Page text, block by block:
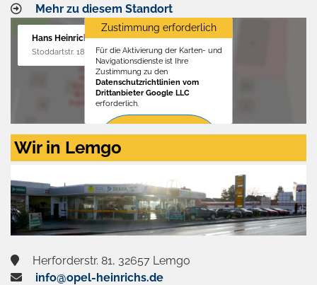
Mehr zu diesem Standort
Hans Heinrichs GmbH
Stoddartstr. 18, 32758 Detmold
Zustimmung erforderlich
Für die Aktivierung der Karten- und
Navigationsdienste ist Ihre
Zustimmung zu den
Datenschutzrichtlinien vom
Drittanbieter Google LLC
erforderlich.
Zustimmen
aktivieren
Wir in Lemgo
Herforderstr. 81, 32657 Lemgo
info@opel-heinrichs.de